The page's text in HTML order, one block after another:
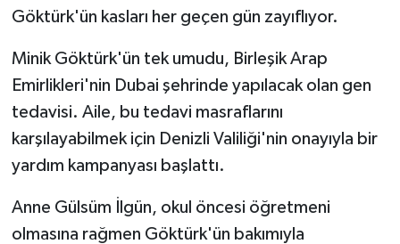
Göktürk'ün kasları her geçen gün zayıflıyor.
Minik Göktürk'ün tek umudu, Birleşik Arap
Emirlikleri'nin Dubai şehrinde yapılacak olan gen
tedavisi. Aile, bu tedavi masraflarını
karşılayabilmek için Denizli Valiliği'nin onayıyla bir
yardım kampanyası başlattı.
Anne Gülsüm İlgün, okul öncesi öğretmeni
olmasına rağmen Göktürk'ün bakımıyla